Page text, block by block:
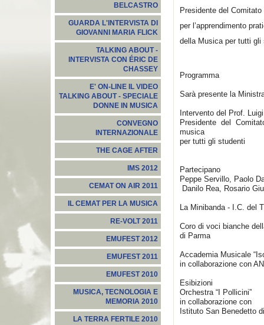
BELCASTRO
GUARDA L'INTERVISTA DI
GIOVANNI MARIA FLICK
TALKING ABOUT -
INTERVISTA CON ÉRIC DE
CHASSEY
E' ON-LINE IL VIDEO
TALKING ABOUT - SPECIALE
DONNE IN MUSICA
CONVEGNO
INTERNAZIONALE
THE CAGE AFTER
IMS 2012
CEMAT ON AIR 2011
IL CEMAT PER LA MUSICA
RE-VOLT 2011
EMUFEST 2012
EMUFEST 2011
EMUFEST 2010
MUSICA, TECNOLOGIA E
MEMORIA 2010
LA TERRA FERTILE 2010
Presidente del Comitato
per l’apprendimento
della Musica per tutti gli
Programma
Sarà presente la
Intervento del Prof.
Presidente del
musica
per tutti gli studenti
Partecipano
Peppe Servillo, Paolo
Danilo Rea, Rosario
La Minibanda - I.C. del
Coro di voci bianche
di Parma
Accademia Musicale
in collaborazione con
Esibizioni
Orchestra “I Pollicini”
in collaborazione con
Istituto San Benedetto